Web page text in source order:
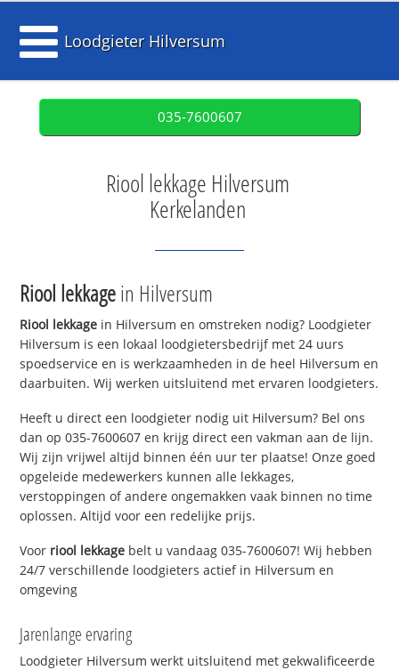
Loodgieter Hilversum
035-7600607
Riool lekkage Hilversum
Kerkelanden
Riool lekkagein Hilversum
Riool lekkage in Hilversum en omstreken nodig? Loodgieter
Hilversum is een lokaal loodgietersbedrijf met 24 uurs
spoedservice en is werkzaamheden in de heel Hilversum en
daarbuiten. Wij werken uitsluitend met ervaren loodgieters.
Heeft u direct een loodgieter nodig uit Hilversum? Bel ons
dan op 035-7600607 en krijg direct een vakman aan de lijn.
Wij zijn vrijwel altijd binnen één uur ter plaatse! Onze goed
opgeleide medewerkers kunnen alle lekkages,
verstoppingen of andere ongemakken vaak binnen no time
oplossen. Altijd voor een redelijke prijs.
Voor riool lekkage belt u vandaag 035-7600607! Wij hebben
24/7 verschillende loodgieters actief in Hilversum en
omgeving
Jarenlange ervaring
Loodgieter Hilversum werkt uitsluitend met gekwalificeerde